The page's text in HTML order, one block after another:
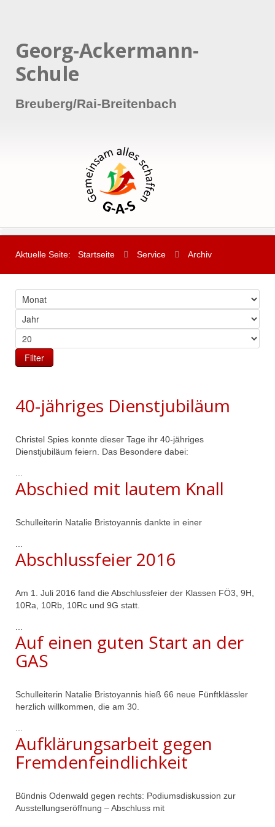
Georg-Ackermann-
Schule
Breuberg/Rai-Breitenbach
Aktuelle Seite: Startseite Service Archiv
Filter
40-jähriges Dienstjubiläum
Christel Spies konnte dieser Tage ihr 40-jähriges
Dienstjubiläum feiern. Das Besondere dabei:
Abschied mit lautem Knall
Schulleiterin Natalie Bristoyannis dankte in einer
Abschlussfeier 2016
Am 1. Juli 2016 fand die Abschlussfeier der Klassen FÖ3, 9H,
10Ra, 10Rb, 10Rc und 9G statt.
Auf einen guten Start an der
GAS
Schulleiterin Natalie Bristoyannis hieß 66 neue Fünftklässler
herzlich willkommen, die am 30.
Aufklärungsarbeit gegen
Fremdenfeindlichkeit
Bündnis Odenwald gegen rechts: Podiumsdiskussion zur
Ausstellungseröffnung – Abschluss mit